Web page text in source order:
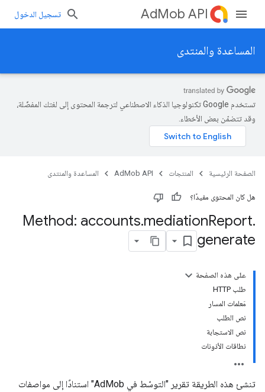
AdMob API تسجيل الدخول
المساعدة والمنتدى
تستخدم Google تكنولوجيا الذكاء الاصطناعي لترجمة المحتوى إلى لغتك المفضّلة،
وقد تتضمّن بعض الأخطاء.
الصفحة الرئيسية المنتجات AdMob API المساعدة والمنتدى
هل كان المحتوى مفيدًا؟
Method: accounts.mediationReport.
generate
على هذه الصفحة
طلب HTTP
مَعلمات المسار
نص الطلب
نص الاستجابة
نطاقات الأذونات
تنشئ هذه الطريقة تقرير "التوسّط في AdMob" استنادًا إلى مواصفات